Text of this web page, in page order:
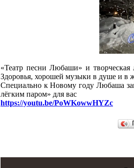
«Театр песни Любаши» и творческая
Здоровья, хорошей музыки в душе и в
Специально к Новому году Любаша
лёгким паром» для вас
https://youtu.be/PoWKowwHYZc